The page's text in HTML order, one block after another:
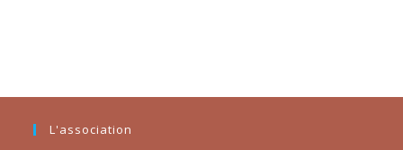
L'association